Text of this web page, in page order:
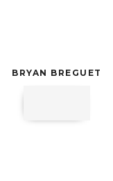
BRYAN BREGUET